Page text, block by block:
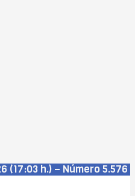
(17:03 h.) – Número 5.576